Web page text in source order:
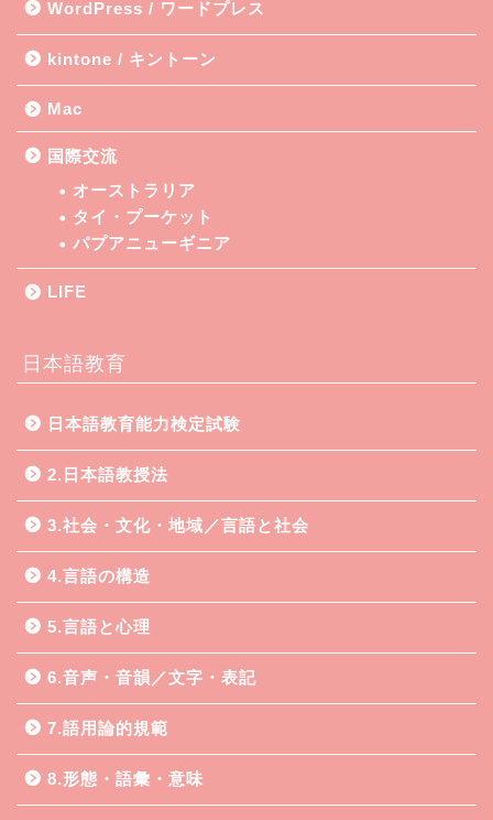
WordPress / ワードプレス
kintone / キントーン
Mac
国際交流
オーストラリア
タイ・プーケット
パプアニューギニア
LIFE
日本語教育
日本語教育能力検定試験
2.日本語教授法
3.社会・文化・地域／言語と社会
4.言語の構造
5.言語と心理
6.音声・音韻／文字・表記
7.語用論的規範
8.形態・語彙・意味